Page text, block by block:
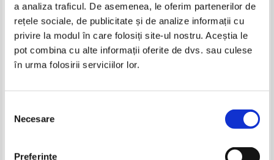
a analiza traficul. De asemenea, le oferim partenerilor de
rețele sociale, de publicitate și de analize informații cu
privire la modul în care folosiți site-ul nostru. Aceștia le
pot combina cu alte informații oferite de dvs. sau culese
în urma folosirii serviciilor lor.
consimțământului
Necesare
Preferinţe
Pret:10,00Lei 8,00 Lei
Adaugă în coș
romanian studies. Nr. 1 - 2, 1998
Pret:10,00Lei 6,50 Lei
Adaugă în coș
-35%